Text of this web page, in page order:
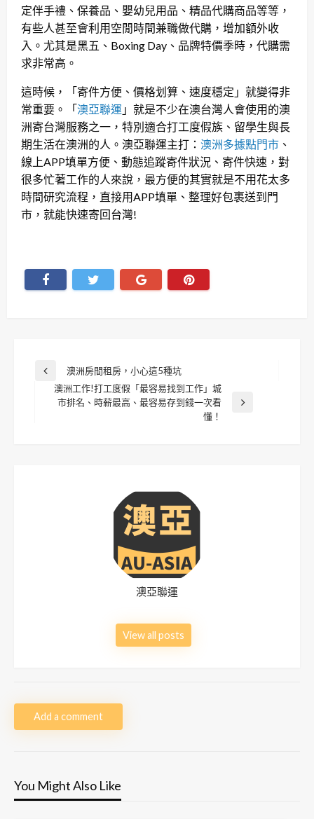
定伴手禮、保養品、嬰幼兒用品、精品代購商品等等，
有些人甚至會利用空閒時間兼職做代購，增加額外收
入。尤其是黑五、Boxing Day、品牌特價季時，代購需
求非常高。
這時候，「寄件方便、價格划算、速度穩定」就變得非
常重要。「澳亞聯運 」就是不少在澳台灣人會使用的澳
洲寄台灣服務之一，特別適合打工度假族、留學生與長
期生活在澳洲的人。澳亞聯運主打： 澳洲多據點門市 、
線上APP填單方便、動態追蹤寄件狀況、寄件快速，對
很多忙著工作的人來說，最方便的其實就是不用花太多
時間研究流程，直接用APP填單、整理好包裹送到門
市，就能快速寄回台灣!
文
Previous
澳洲房間租房，小心這5種坑
Next
澳洲工作!打工度假「最容易找到工作」城
市排名、時薪最高、最容易存到錢一次看
懂！
澳亞聯運
View all posts
Add a comment
You Might Also Like